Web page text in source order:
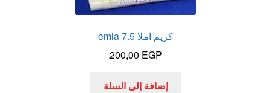
كريم املا 7.5 emla
200,00 EGP
إضافة إلى السلة